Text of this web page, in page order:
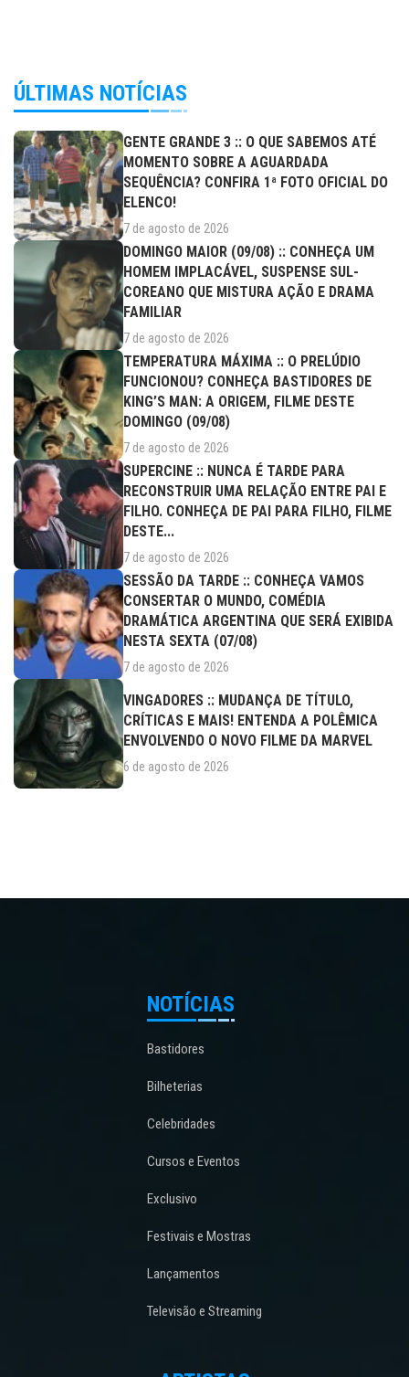
ÚLTIMAS NOTÍCIAS
GENTE GRANDE 3 :: O QUE SABEMOS ATÉ
MOMENTO SOBRE A AGUARDADA
SEQUÊNCIA? CONFIRA 1ª FOTO OFICIAL DO
ELENCO!
7 de agosto de 2026
DOMINGO MAIOR (09/08) :: CONHEÇA UM
HOMEM IMPLACÁVEL, SUSPENSE SUL-
COREANO QUE MISTURA AÇÃO E DRAMA
FAMILIAR
7 de agosto de 2026
TEMPERATURA MÁXIMA :: O PRELÚDIO
FUNCIONOU? CONHEÇA BASTIDORES DE
KING’S MAN: A ORIGEM, FILME DESTE
DOMINGO (09/08)
7 de agosto de 2026
SUPERCINE :: NUNCA É TARDE PARA
RECONSTRUIR UMA RELAÇÃO ENTRE PAI E
FILHO. CONHEÇA DE PAI PARA FILHO, FILME
DESTE...
7 de agosto de 2026
SESSÃO DA TARDE :: CONHEÇA VAMOS
CONSERTAR O MUNDO, COMÉDIA
DRAMÁTICA ARGENTINA QUE SERÁ EXIBIDA
NESTA SEXTA (07/08)
7 de agosto de 2026
VINGADORES :: MUDANÇA DE TÍTULO,
CRÍTICAS E MAIS! ENTENDA A POLÊMICA
ENVOLVENDO O NOVO FILME DA MARVEL
6 de agosto de 2026
NOTÍCIAS
Bastidores
Bilheterias
Celebridades
Cursos e Eventos
Exclusivo
Festivais e Mostras
Lançamentos
Televisão e Streaming